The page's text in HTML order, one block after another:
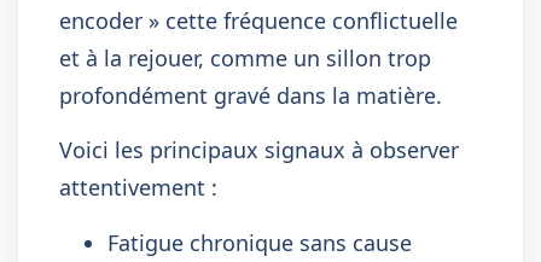
encoder » cette fréquence conflictuelle
et à la rejouer, comme un sillon trop
profondément gravé dans la matière.
Voici les principaux signaux à observer
attentivement :
Fatigue chronique sans cause